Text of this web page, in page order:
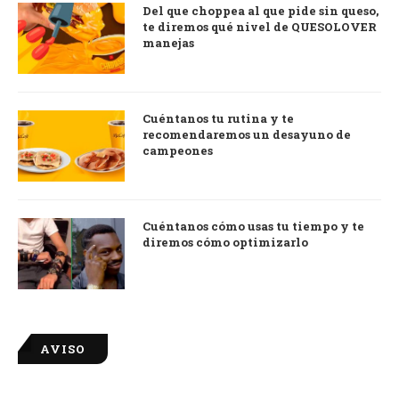
Del que choppea al que pide sin queso,
te diremos qué nivel de QUESOLOVER
manejas
Cuéntanos tu rutina y te
recomendaremos un desayuno de
campeones
Cuéntanos cómo usas tu tiempo y te
diremos cómo optimizarlo
AVISO